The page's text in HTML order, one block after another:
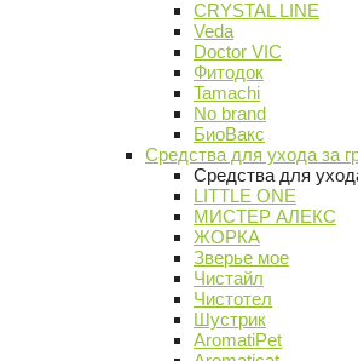
CRYSTAL LINE
Veda
Doctor VIC
Фитодок
Tamachi
No brand
БиоВакс
Средства для ухода за
Средства для
LITTLE ONE
МИСТЕР АЛЕКС
ЖОРКА
Зверье мое
Чистайл
Чистотел
Шустрик
AromatiPet